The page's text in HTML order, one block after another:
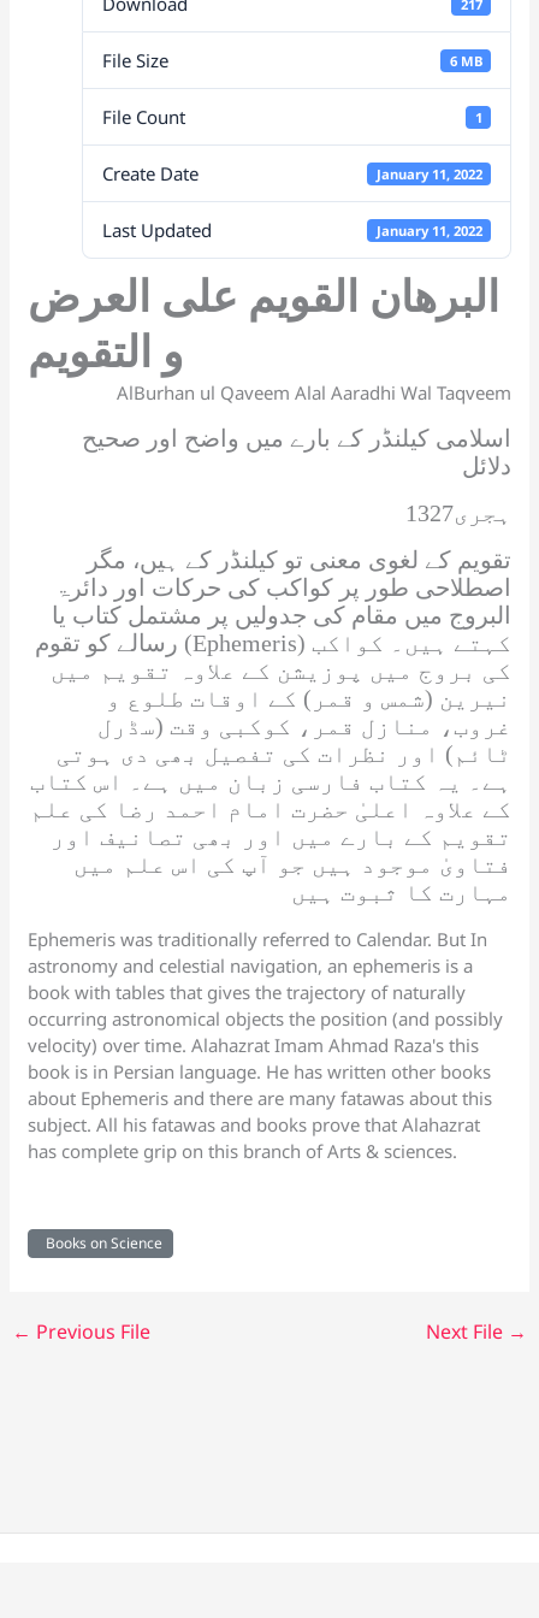
p o
k
k a
n
at
e
at
217
File Size 6 MB
File Count 1
Create Date January 11, 2022
Last Updated January 11, 2022
البرھان القویم علی العرض
و التقویم
AlBurhan ul Qaveem Alal Aaradhi Wal Taqveem
اسلامی کیلنڈر کے بارے میں واضح اور صحیح
دلائل
1327ہجری
تقویم کے لغوی معنی تو کیلنڈر کے ہیں، مگر
اصطلاحی طور پر کواکب کی حرکات اور دائرۃ
البروج میں مقام کی جدولیں پر مشتمل کتاب یا
رسالے کو تقوم (Ephemeris) کہتے ہیں۔ کواکب
کی بروج میں پوزیشن کے علاوہ تقویم میں
نیرین (شمس و قمر) کے اوقات طلوع و
غروب، منازل قمر، کوکبی وقت (سڈرل
ٹائم) اور نظرات کی تفصیل بھی دی ہوتی
ہے۔ یہ کتاب فارسی زبان میں ہے۔ اس کتاب
کے علاوہ اعلیٰ حضرت امام احمد رضا کی علم
تقویم کے بارے میں اور بھی تصانیف اور
فتاویٰ موجود ہیں جو آپ کی اس علم میں
مہارت کا ثبوت ہیں
Ephemeris was traditionally referred to Calendar. But In
astronomy and celestial navigation, an ephemeris is a
book with tables that gives the trajectory of naturally
occurring astronomical objects the position (and possibly
velocity) over time. Alahazrat Imam Ahmad Raza's this
book is in Persian language. He has written other books
about Ephemeris and there are many fatawas about this
subject. All his fatawas and books prove that Alahazrat
has complete grip on this branch of Arts & sciences.
Books on Science
← Previous File Next File →